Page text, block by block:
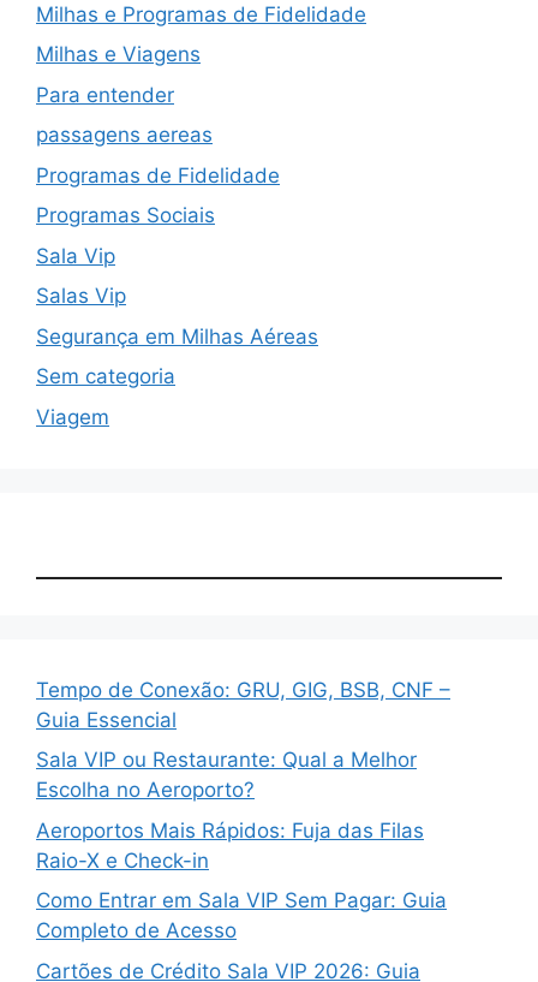
Milhas e Programas de Fidelidade
Milhas e Viagens
Para entender
passagens aereas
Programas de Fidelidade
Programas Sociais
Sala Vip
Salas Vip
Segurança em Milhas Aéreas
Sem categoria
Viagem
Tempo de Conexão: GRU, GIG, BSB, CNF –
Guia Essencial
Sala VIP ou Restaurante: Qual a Melhor
Escolha no Aeroporto?
Aeroportos Mais Rápidos: Fuja das Filas
Raio-X e Check-in
Como Entrar em Sala VIP Sem Pagar: Guia
Completo de Acesso
Cartões de Crédito Sala VIP 2026: Guia